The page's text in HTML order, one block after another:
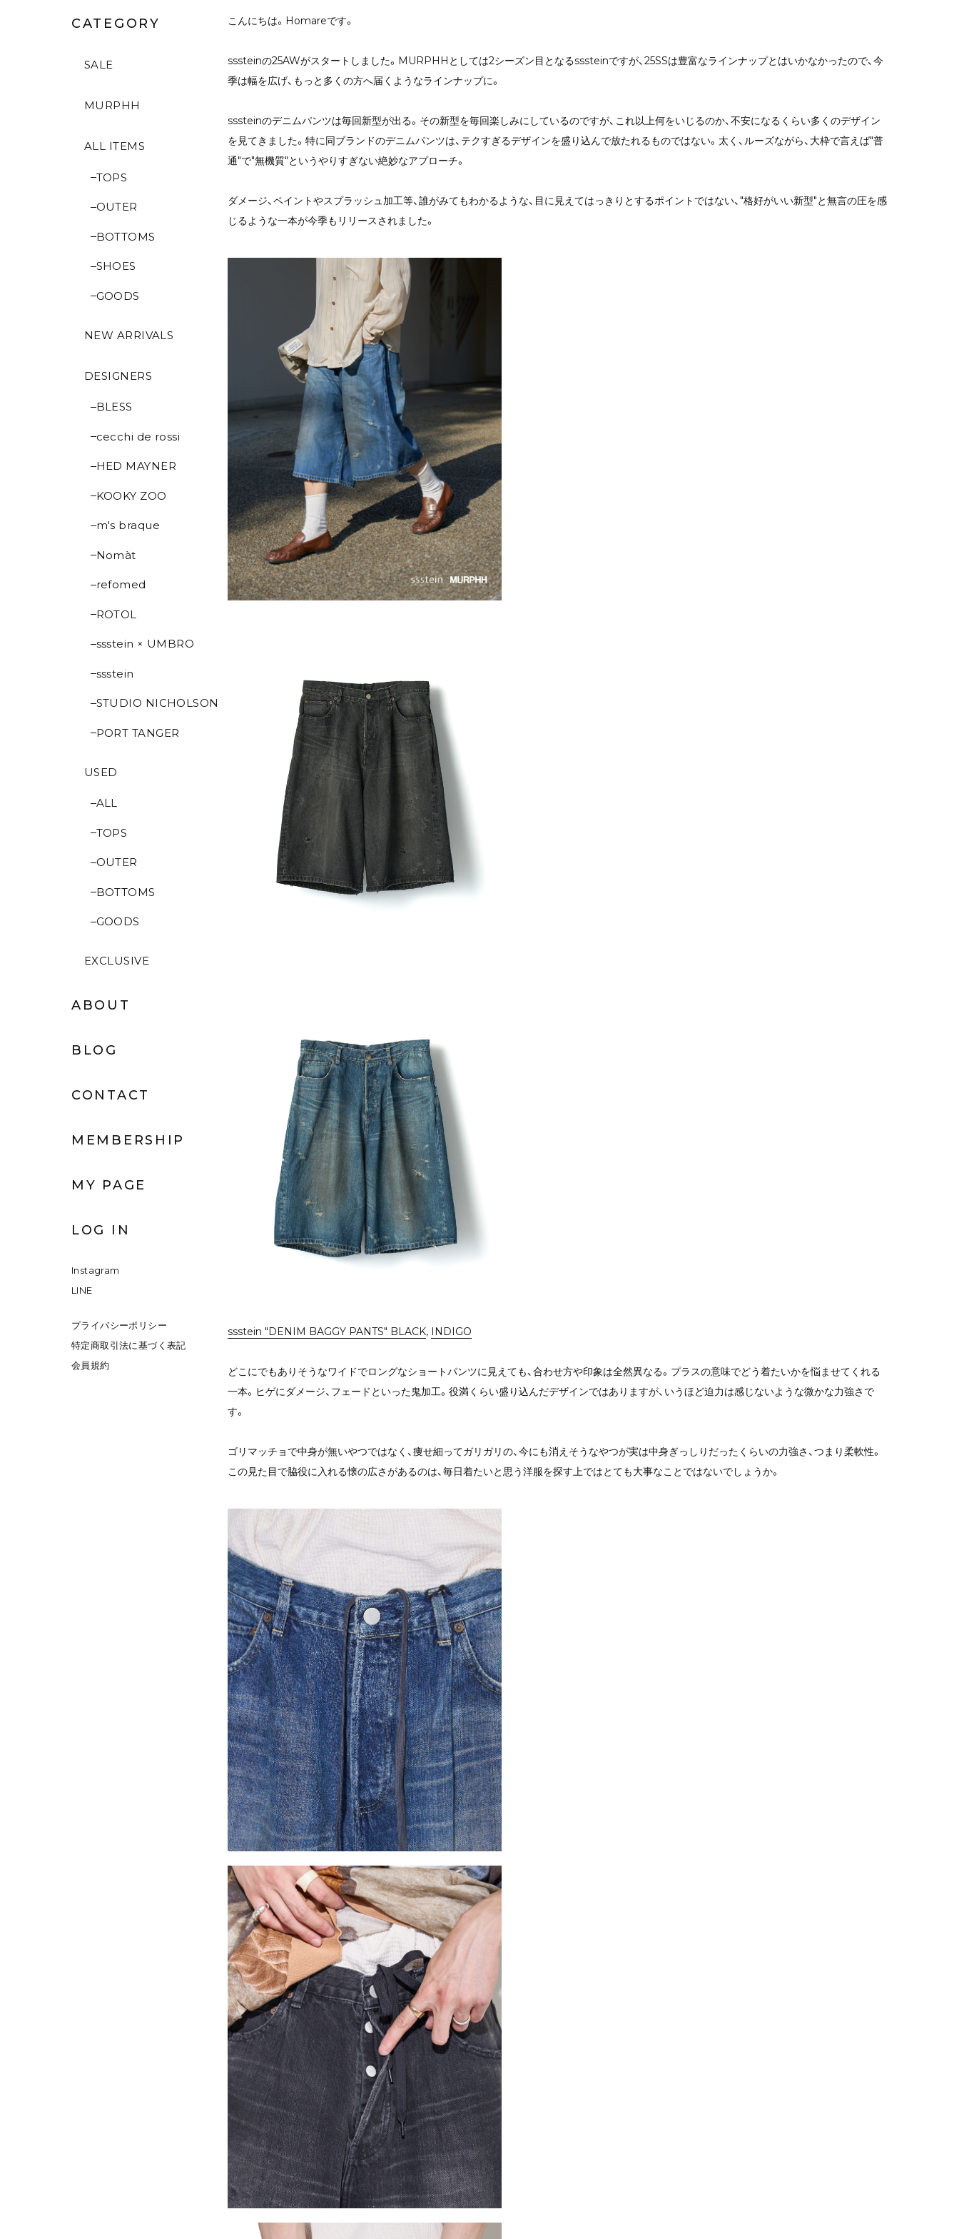
CATEGORY
SALE
MURPHH
ALL ITEMS
TOPS
OUTER
BOTTOMS
SHOES
GOODS
NEW ARRIVALS
DESIGNERS
BLESS
cecchi de rossi
HED MAYNER
KOOKY ZOO
m's braque
Nomàt
refomed
ROTOL
ssstein × UMBRO
ssstein
STUDIO NICHOLSON
PORT TANGER
USED
ALL
TOPS
OUTER
BOTTOMS
GOODS
EXCLUSIVE
ABOUT
BLOG
CONTACT
MEMBERSHIP
MY PAGE
LOG IN
Instagram
LINE
プライバシーポリシー
特定商取引法に基づく表記
会員規約
こんにちは。Homareです。
sssteinの25AWがスタートしました。MURPHHとしては2シーズン目となるsssteinですが、25SSは豊富なラインナップとはいかなかったので、今
季は幅を広げ、もっと多くの方へ届くようなラインナップに。
sssteinのデニムパンツは毎回新型が出る。その新型を毎回楽しみにしているのですが、これ以上何をいじるのか、不安になるくらい多くのデザイン
を見てきました。特に同ブランドのデニムパンツは、テクすぎるデザインを盛り込んで放たれるものではない。太く、ルーズながら、大枠で言えば"普
通"で"無機質"というやりすぎない絶妙なアプローチ。
ダメージ、ペイントやスプラッシュ加工等、誰がみてもわかるような、目に見えてはっきりとするポイントではない、"格好がいい新型"と無言の圧を感
じるような一本が今季もリリースされました。
ssstein "DENIM BAGGY PANTS" BLACK, INDIGO
どこにでもありそうなワイドでロングなショートパンツに見えても、合わせ方や印象は全然異なる。プラスの意味でどう着たいかを悩ませてくれる
一本。 ヒゲにダメージ、フェードといった鬼加工。役満くらい盛り込んだデザインではありますが、いうほど迫力は感じないような微かな力強さで
す。
ゴリマッチョで中身が無いやつではなく、痩せ細ってガリガリの、今にも消えそうなやつが実は中身ぎっしりだったくらいの力強さ、つまり柔軟性。
この見た目で脇役に入れる懐の広さがあるのは、毎日着たいと思う洋服を探す上ではとても大事なことではないでしょうか。